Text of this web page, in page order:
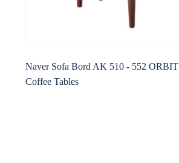
Naver Sofa Bord AK 510 - 552 ORBIT
Coffee Tables